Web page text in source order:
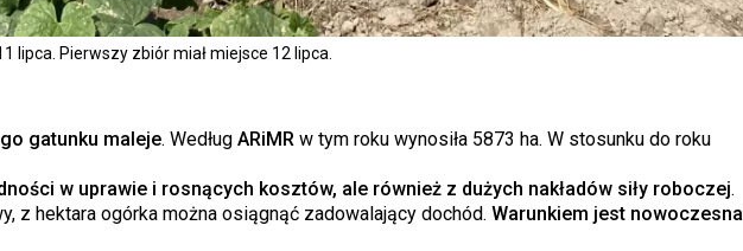
lipca. Pierwszy zbiór miał miejsce 12 lipca.
gatunku maleje. Według ARiMR w tym roku wynosiła 5873 ha. W stosunku do roku
w uprawie i rosnących kosztów, ale również z dużych nakładów siły roboczej.
z hektara ogórka można osiągnąć zadowalający dochód. Warunkiem jest nowoczesna